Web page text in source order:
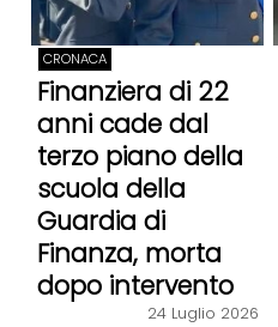
CRONACA
Finanziera di 22
anni cade dal
terzo piano della
scuola della
Guardia di
Finanza, morta
dopo intervento
24 Luglio 2026